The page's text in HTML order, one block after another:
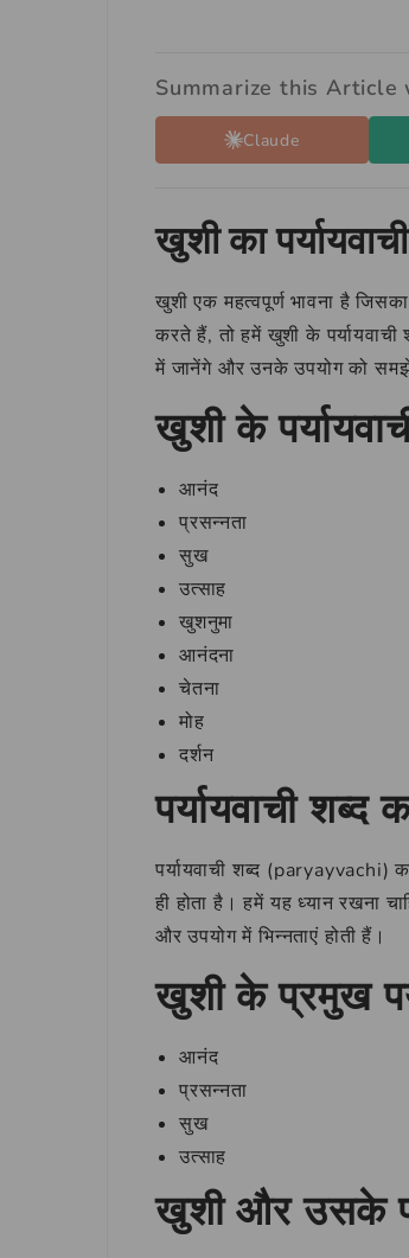
Summarize this Article
Claude
खुशी का
खुशी एक महत्वपूर्ण भावना है
करते हैं, तो हमें खुशी के पर्यायवाची
में जानेंगे और उनके उपयोग को
खुशी के
आनंद
प्रसन्नता
सुख
उत्साह
खुशनुमा
आनंदना
चेतना
मोह
दर्शन
पर्यायवाची शब्द
पर्यायवाची शब्द (paryayvachi)
ही होता है। हमें यह ध्यान रखना
और उपयोग में भिन्नताएं होती हैं।
खुशी के प्रमुख
आनंद
प्रसन्नता
सुख
उत्साह
खुशी और उसके